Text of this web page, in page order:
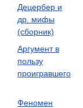
Децербер и
др. мифы
(сборник)
Аргумент в
пользу
проигравшего
Феномен